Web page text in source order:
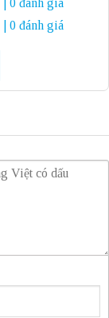
| 0 đánh giá
| 0 đánh giá